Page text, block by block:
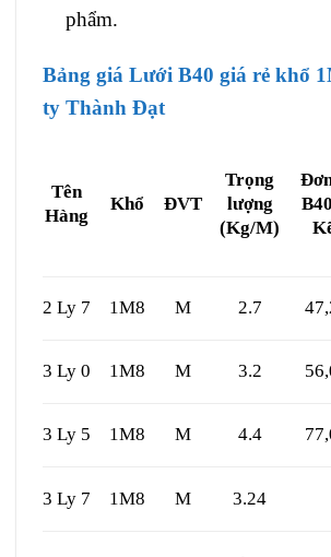
phẩm.
Bảng giá Lưới B40 giá rẻ khổ
ty Thành Đạt
Tên
Hàng
Khổ ĐVT
Trọng
lượng
(Kg/M)
2 Ly 7 1M8 M 2.7
3 Ly 0 1M8 M 3.2
3 Ly 5 1M8 M 4.4
3 Ly 7 1M8 M 3.24